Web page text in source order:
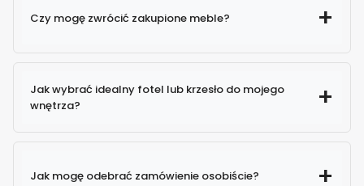
Czy mogę zwrócić zakupione meble?
Jak wybrać idealny fotel lub krzesło do mojego
wnętrza?
Jak mogę odebrać zamówienie osobiście?